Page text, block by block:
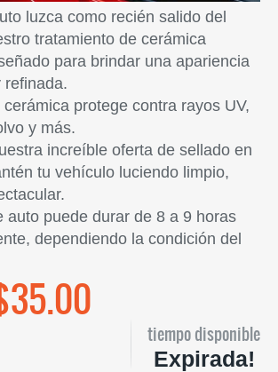
luzca como recién salido del
tratamiento de cerámica
para brindar una apariencia
refinada.
protege contra rayos UV,
y más.
increíble oferta de sellado en
tu vehículo luciendo limpio,
auto puede durar de 8 a 9 horas
dependiendo la condición del
tiempo disponible
Expirada!